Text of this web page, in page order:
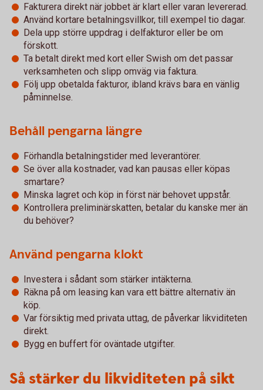
Fakturera direkt när jobbet är klart eller varan levererad.
Använd kortare betalningsvillkor, till exempel tio dagar.
Dela upp större uppdrag i delfakturor eller be om
förskott.
Ta betalt direkt med kort eller Swish om det passar
verksamheten och slipp omväg via faktura.
Följ upp obetalda fakturor, ibland krävs bara en vänlig
påminnelse.
Behåll pengarna längre
Förhandla betalningstider med leverantörer.
Se över alla kostnader, vad kan pausas eller köpas
smartare?
Minska lagret och köp in först när behovet uppstår.
Kontrollera preliminärskatten, betalar du kanske mer än
du behöver?
Använd pengarna klokt
Investera i sådant som stärker intäkterna.
Räkna på om leasing kan vara ett bättre alternativ än
köp.
Var försiktig med privata uttag, de påverkar likviditeten
direkt.
Bygg en buffert för oväntade utgifter.
Så stärker du likviditeten på sikt